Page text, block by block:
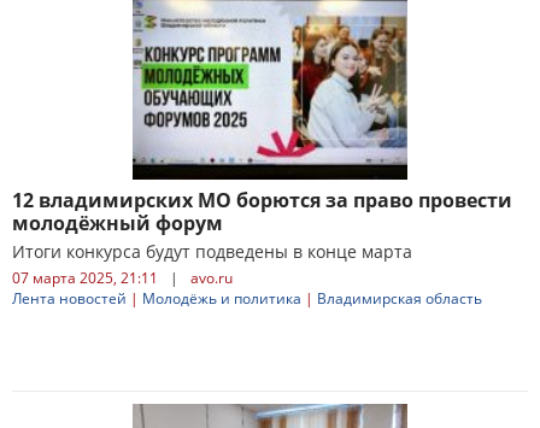
12 владимирских МО борются за право провести
молодёжный форум
Итоги конкурса будут подведены в конце марта
07 марта 2025, 21:11 |
avo.ru
Лента новостей | Молодёжь и политика | Владимирская область